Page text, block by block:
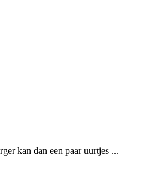
kan dan een paar uurtjes ...